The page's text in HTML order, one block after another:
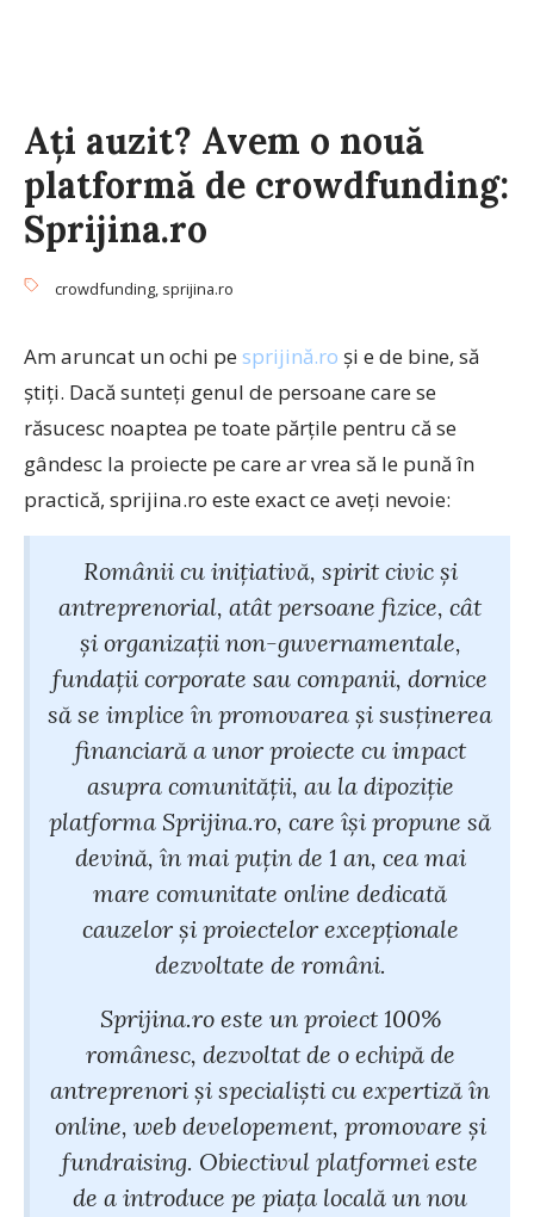
Ați auzit? Avem o nouă
platformă de crowdfunding:
Sprijina.ro
crowdfunding, sprijina.ro
Am aruncat un ochi pe sprijină.ro și e de bine, să
știți. Dacă sunteți genul de persoane care se
răsucesc noaptea pe toate părțile pentru că se
gândesc la proiecte pe care ar vrea să le pună în
practică, sprijina.ro este exact ce aveți nevoie:
Românii cu iniţiativă, spirit civic şi
antreprenorial, atât persoane fizice, cât
şi organizaţii non-guvernamentale,
fundaţii corporate sau companii, dornice
să se implice în promovarea şi susţinerea
financiară a unor proiecte cu impact
asupra comunităţii, au la dipoziţie
platforma Sprijina.ro, care îşi propune să
devină, în mai puţin de 1 an, cea mai
mare comunitate online dedicată
cauzelor şi proiectelor excepţionale
dezvoltate de români.
Sprijina.ro este un proiect 100%
românesc, dezvoltat de o echipă de
antreprenori şi specialişti cu expertiză în
online, web developement, promovare şi
fundraising. Obiectivul platformei este
de a introduce pe piaţa locală un nou